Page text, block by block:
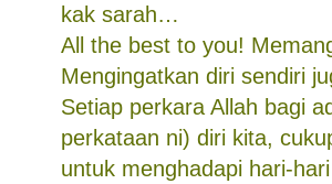
kak sarah…
All the best to you!
Mengingatkan diri sendiri
Setiap perkara Allah bagi
perkataan ni) diri kita,
untuk menghadapi hari-